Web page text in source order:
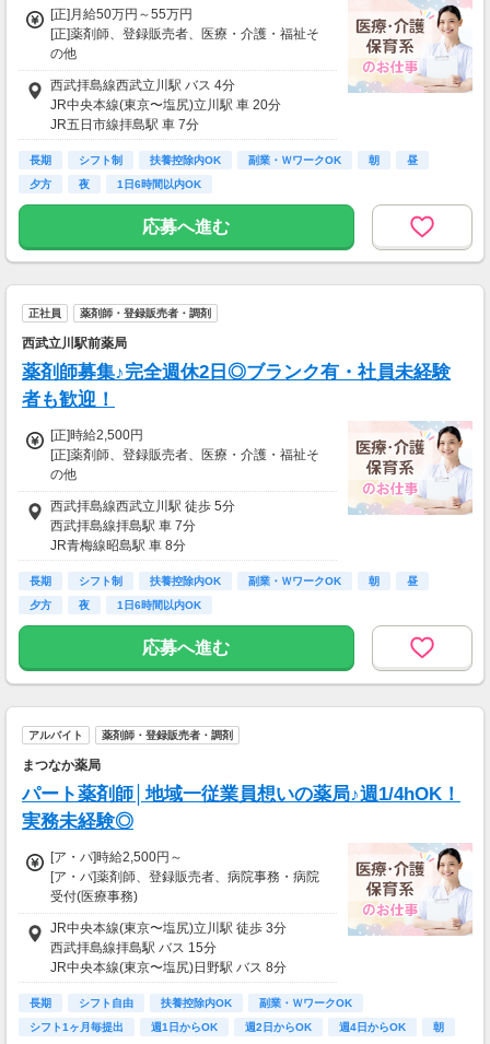
色々あると思います。
ですが心配しないでください！
働く時間はあなたの予定に合わせられますの
で、
シフトの相談も気軽にしてくださいね♪
[正]月給50万円～55万円
[正]薬剤師、登録販売者、医療・介護・福祉そ
の他
■月給：50万円～55万円
※その他手当込み
■交通費全額支給
┗ガソリン代も支給
■賞与あり
■昇給あり
西武拝島線西武立川駅 バス 4分
JR中央本線(東京〜塩尻)立川駅 車 20分
JR五日市線拝島駅 車 7分
長期 シフト制 扶養控除内OK 副業・ＷワークOK 朝
昼
夕方
夜 1日6時間以内OK
応募へ進む
正社員 薬剤師・登録販売者・調剤
西武立川駅前薬局
薬剤師募集♪完全週休2日◎ブランク有・社員未経験
者も歓迎！
[正]時給2,500円
[正]薬剤師、登録販売者、医療・介護・福祉そ
の他
■時給２５００円
※その他手当込み
■交通費全額支給
■昇給あり
西武拝島線西武立川駅 徒歩 5分
西武拝島線拝島駅 車 7分
JR青梅線昭島駅 車 8分
長期 シフト制 扶養控除内OK 副業・ＷワークOK 朝
昼
夕方
夜 1日6時間以内OK
応募へ進む
アルバイト 薬剤師・登録販売者・調剤
まつなか薬局
パート薬剤師│地域一従業員想いの薬局♪週1/4hOK！
実務未経験◎
[ア・パ]時給2,500円～
[ア・パ]薬剤師、登録販売者、病院事務・病院
受付(医療事務)
1.薬剤師
時給：2,500円～
2.調剤事務
時給：1,230円～
■交通費全額支給
JR中央本線(東京〜塩尻)立川駅 徒歩 3分
西武拝島線拝島駅 バス 15分
JR中央本線(東京〜塩尻)日野駅 バス 8分
長期 シフト自由 扶養控除内OK
副業・ＷワークOK
シフト1ヶ月毎提出
週1日からOK 週2日からOK 週4日からOK 朝